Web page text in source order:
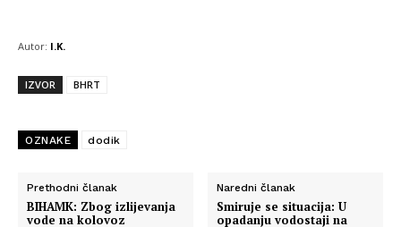
Autor: I.K.
IZVOR BHRT
OZNAKE dodik
Prethodni članak
BIHAMK: Zbog izlijevanja
vode na kolovoz
Naredni članak
Smiruje se situacija: U
opadanju vodostaji na